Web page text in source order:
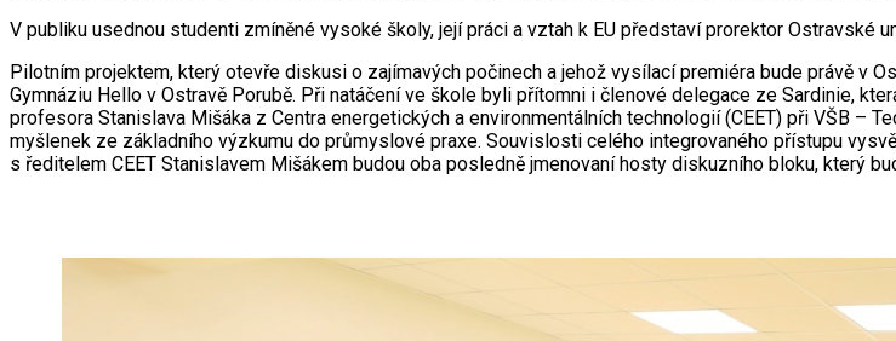
V publiku usednou studenti zmíněné vysoké školy, její práci a vztah k EU představí prorektor Ostravské
Pilotním projektem, který otevře diskusi o zajímavých počinech a jehož vysílací premiéra bude právě v
Gymnáziu Hello v Ostravě Porubě. Při natáčení ve škole byli přítomni i členové delegace ze Sardinie,
profesora Stanislava Mišáka z Centra energetických a environmentálních technologií (CEET) při VŠB –
myšlenek ze základního výzkumu do průmyslové praxe. Souvislosti celého integrovaného přístupu
s ředitelem CEET Stanislavem Mišákem budou oba posledně jmenovaní hosty diskuzního bloku, který